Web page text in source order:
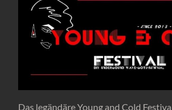
Das legändäre Young and Cold